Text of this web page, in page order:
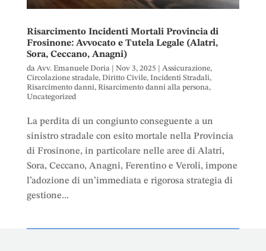
Risarcimento Incidenti Mortali Provincia di
Frosinone: Avvocato e Tutela Legale (Alatri,
Sora, Ceccano, Anagni)
da Avv. Emanuele Doria| Nov 3, 2025 Assicurazione,
Circolazione stradale, Diritto Civile, Incidenti Stradali,
Risarcimento danni, Risarcimento danni alla persona,
Uncategorized
La perdita di un congiunto conseguente a un
sinistro stradale con esito mortale nella Provincia
di Frosinone, in particolare nelle aree di Alatri,
Sora, Ceccano, Anagni, Ferentino e Veroli, impone
l’adozione di un’immediata e rigorosa strategia di
gestione...